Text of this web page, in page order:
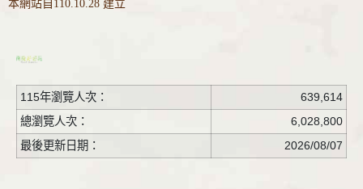
本網站自110.10.28 建立
115年瀏覽人次：
639,614
總瀏覽人次：
6,028,800
最後更新日期：
2026/08/07